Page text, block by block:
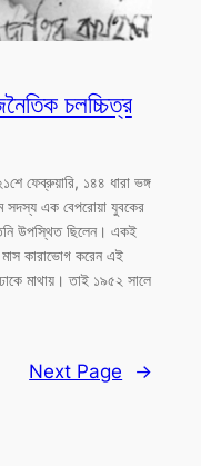
চলচ্চিত্র
ফেব্রুয়ারি, ১৪৪ ধারা ভঙ্গ
সদস্য এক বেপরোয়া যুবকের
উপস্থিত ছিলেন। একই
মাস কারাভোগ করেন এই
মাথায়। তাই ১৯৫২ সালে
Next Page →